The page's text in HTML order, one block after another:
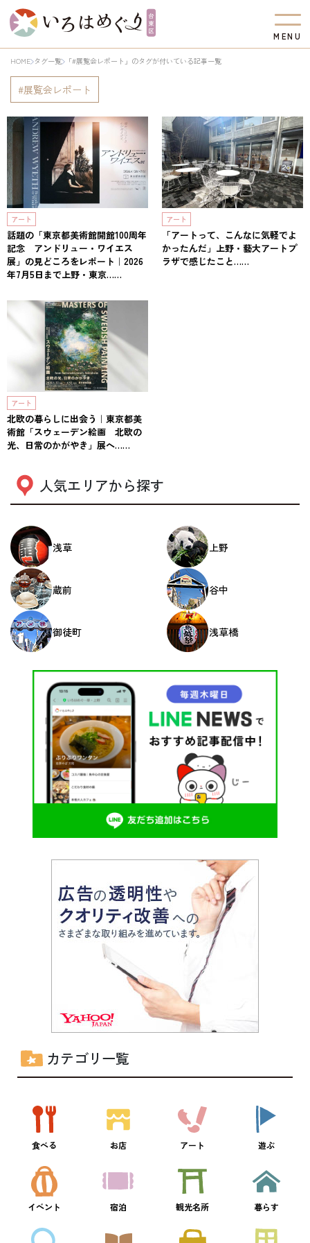
M EN U
HOME タグ一覧 「#展覧会レポート」のタグが付いている記事一覧
展覧会レポート
アート
話題の「東京都美術館開館100周年
記念 アンドリュー・ワイエス
展」の見どころをレポート｜2026
年7月5日まで上野・東京……
アート
「アートって、こんなに気軽でよ
かったんだ」上野・藝大アートプ
ラザで感じたこと……
アート
北欧の暮らしに出会う｜東京都美
術館「スウェーデン絵画 北欧の
光、日常のかがやき」展へ……
人気エリアから探す
浅草 上野
蔵前 谷中
御徒町 浅草橋
カテゴリ一覧
食べる お店 アート 遊ぶ
イベント 宿泊 観光名所 暮らす